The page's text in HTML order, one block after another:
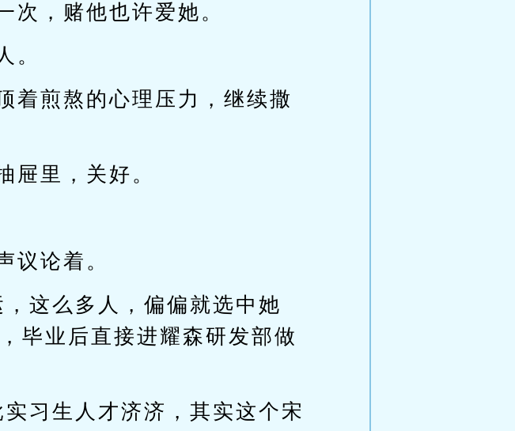
次，赌他也许爱她。
。
着煎熬的心理压力，继续撒
屉里，关好。
议论着。
这么多人，偏偏就选中她
毕业后直接进耀森研发部做
习生人才济济，其实这个宋